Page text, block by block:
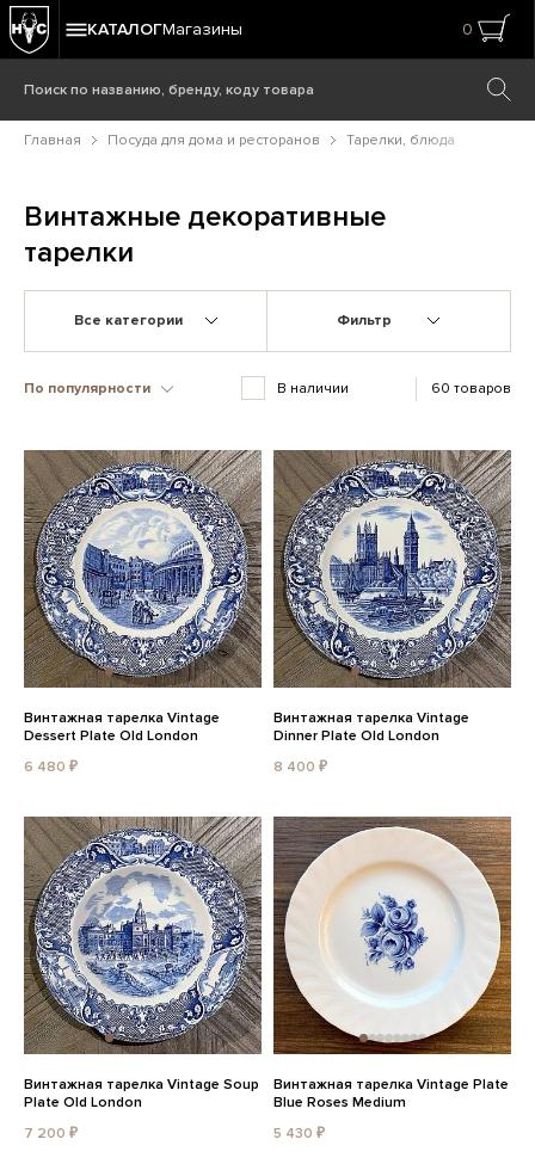
КАТАЛОГМагазины 0
Главная Посуда для дома и ресторанов Тарелки, блюда
Винтажные декоративные
тарелки
Все категории Фильтр
По популярности В наличии 60 товаров
Винтажная тарелка Vintage
Dessert Plate Old London
6 480 ₽
Винтажная тарелка Vintage
Dinner Plate Old London
8 400 ₽
Винтажная тарелка Vintage Soup
Plate Old London
7 200 ₽
Винтажная тарелка Vintage Plate
Blue Roses Medium
5 430 ₽